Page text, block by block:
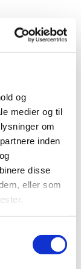
og
medier og til
om
inden
disse
eller som
i forskellige
og